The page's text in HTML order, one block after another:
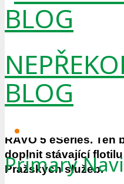
BLOG
Primary
By
Pražské služby
. Published on
Pražské služby se
budoucnost a plnění
z Klimatického plánu
otestovala v polovině
RAVO 5 eSeries.
doplnit stávající
Pražských služeb.